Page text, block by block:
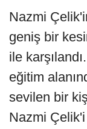
Nazmi
geniş bir
ile
eğitim
sevilen bir
Nazmi